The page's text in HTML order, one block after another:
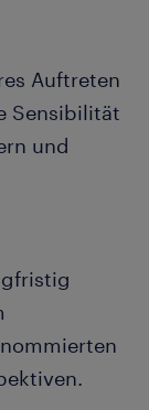
Auftreten
Sensibilität
und